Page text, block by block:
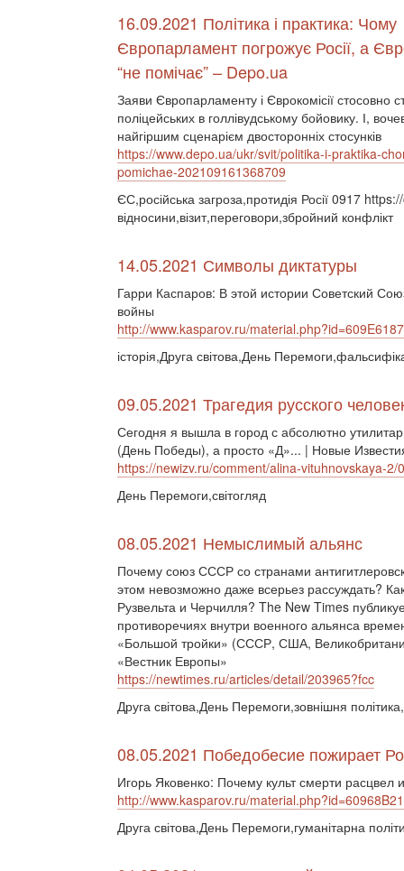
16.09.2021 Політика і практика: Чому
Європарламент погрожує Росії, а
“не помічає” – Depo.ua
Заяви Європарламенту і Єврокомісії стосовно
поліцейських в голлівудському бойовику. І,
найгіршим сценарієм двосторонніх стосунків
https://www.depo.ua/ukr/svit/politika-i-praktika-
pomichae-202109161368709
ЄС,російська загроза,протидія Росії 0917
відносини,візит,переговори,збройний конфлікт
14.05.2021 Символы диктатуры
Гарри Каспаров: В этой истории Советский
войны
http://www.kasparov.ru/
історія,Друга світова,День
09.05.2021 Трагедия русского
Сегодня я вышла в город с абсолютно
(День Победы), а просто «Д»... | Новые
https://newizv.ru/comment/alina-vituhnovskaya-
День Перемоги,світогляд
08.05.2021 Немыслимый альянс
Почему союз СССР со странами
этом невозможно даже всерьез рассуждать?
Рузвельта и Черчилля? The New Times
противоречиях внутри военного альянса
«Большой тройки» (СССР, США,
«Вестник Европы»
https://newtimes.ru/articles/detail/203965?fcc
Друга світова,День Перемоги,зовнішня
08.05.2021 Победобесие пожирает
Игорь Яковенко: Почему культ смерти расцвел
http://www.kasparov.ru/
Друга світова,День Перемоги,гуманітарна